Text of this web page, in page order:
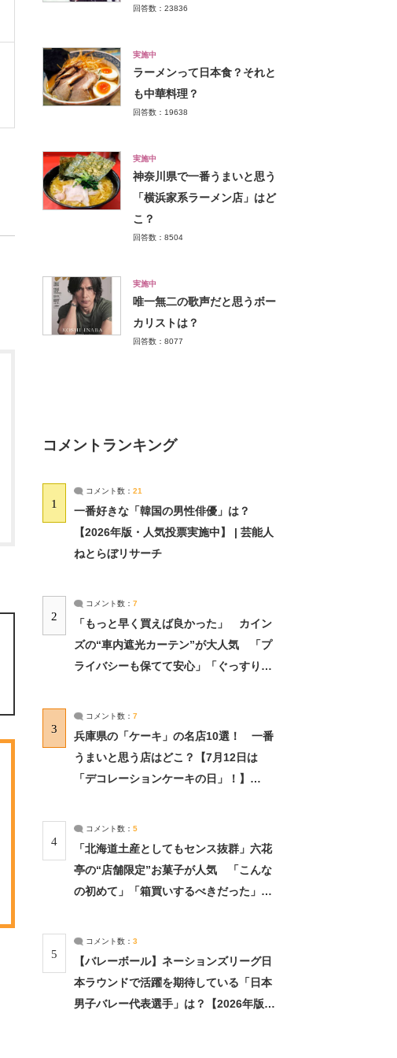
回答数：23836
実施中
ラーメンって日本食？それと
も中華料理？
回答数：19638
実施中
神奈川県で一番うまいと思う
「横浜家系ラーメン店」はど
こ？
回答数：8504
実施中
唯一無二の歌声だと思うボー
カリストは？
回答数：8077
コメントランキング
1
コメント数： 21
一番好きな「韓国の男性俳優」は？
【2026年版・人気投票実施中】 | 芸能人
ねとらぼリサーチ
2
コメント数： 7
「もっと早く買えば良かった」 カイン
ズの“車内遮光カーテン”が大人気 「プ
ライバシーも保てて安心」「ぐっすり眠
3
コメント数： 7
兵庫県の「ケーキ」の名店10選！ 一番
うまいと思う店はどこ？【7月12日は
「デコレーションケーキの日」！】
4
コメント数： 5
「北海道土産としてもセンス抜群」六花
亭の“店舗限定”お菓子が人気 「こんな
の初めて」「箱買いするべきだった」
5
コメント数： 3
【バレーボール】ネーションズリーグ日
本ラウンドで活躍を期待している「日本
男子バレー代表選手」は？【2026年版・